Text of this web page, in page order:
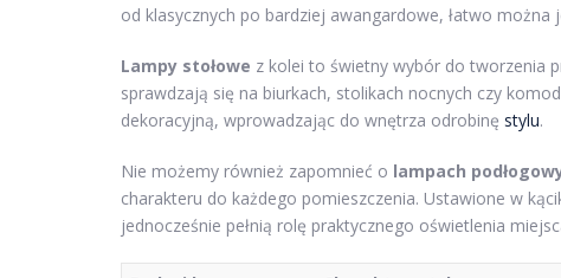
od klasycznych po bardziej awangardowe, łatwo
Lampy stołowe z kolei to świetny wybór do tworzenia
sprawdzają się na biurkach, stolikach nocnych czy
dekoracyjną, wprowadzając do wnętrza odrobinę stylu.
Nie możemy również zapomnieć o lampach
charakteru do każdego pomieszczenia. Ustawione w
jednocześnie pełnią rolę praktycznego oświetlenia